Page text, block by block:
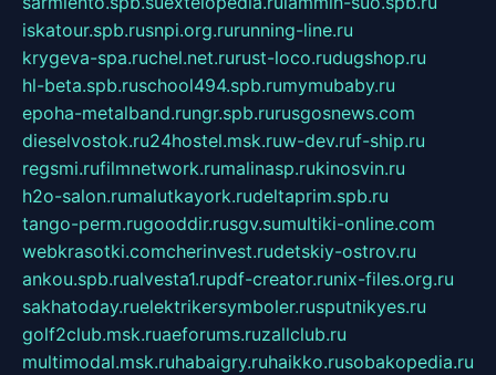
iskatour.spb.rusnpi.org.rurunning-line.ru
krygeva-spa.ruchel.net.rurust-loco.rudugshop.ru
hl-beta.spb.ruschool494.spb.rumymubaby.ru
epoha-metalband.rungr.spb.rurusgosnews.com
dieselvostok.ru24hostel.msk.ruw-dev.ruf-ship.ru
regsmi.rufilmnetwork.rumalinasp.rukinosvin.ru
h2o-salon.rumalutkayork.rudeltaprim.spb.ru
tango-perm.rugooddir.rusgv.sumultiki-online.com
webkrasotki.comcherinvest.rudetskiy-ostrov.ru
ankou.spb.rualvesta1.rupdf-creator.runix-files.org.ru
sakhatoday.ruelektrikersymboler.rusputnikyes.ru
golf2club.msk.ruaeforums.ruzallclub.ru
multimodal.msk.ruhabaigry.ruhaikko.rusobakopedia.ru